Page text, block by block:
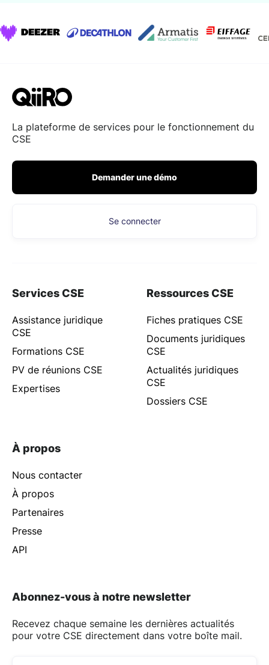
La plateforme de services pour le fonctionnement du
CSE
Demander une démo
Se connecter
Services CSE
Assistance juridique
CSE
Formations CSE
PV de réunions CSE
Expertises
Ressources CSE
Fiches pratiques CSE
Documents juridiques
CSE
Actualités juridiques
CSE
Dossiers CSE
À propos
Nous contacter
À propos
Partenaires
Presse
API
Abonnez-vous à notre newsletter
Recevez chaque semaine les dernières actualités
pour votre CSE directement dans votre boîte mail.